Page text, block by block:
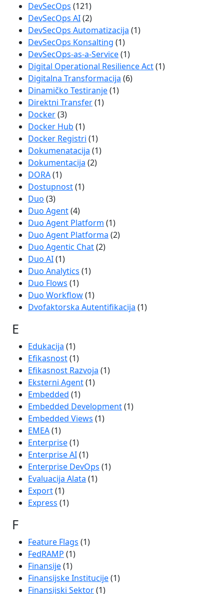
DevSecOps (121)
DevSecOps AI(2)
DevSecOps Automatizacija (1)
DevSecOps Konsalting (1)
DevSecOps-as-a-Service(1)
Digital Operational Resilience Act(1)
Digitalna Transformacija (6)
Dinamičko Testiranje(1)
Direktni Transfer(1)
Docker(3)
Docker Hub (1)
Docker Registri (1)
Dokumenatacija (1)
Dokumentacija (2)
DORA(1)
Dostupnost(1)
Duo (3)
Duo Agent(4)
Duo Agent Platform (1)
Duo Agent Platforma (2)
Duo Agentic Chat(2)
Duo AI(1)
Duo Analytics (1)
Duo Flows (1)
Duo Workflow(1)
Dvofaktorska Autentifikacija (1)
E
Edukacija (1)
Efikasnost(1)
Efikasnost Razvoja (1)
Eksterni Agent(1)
Embedded (1)
Embedded Development(1)
Embedded Views (1)
EMEA(1)
Enterprise(1)
Enterprise AI(1)
Enterprise DevOps (1)
Evaluacija Alata (1)
Export(1)
Express (1)
F
Feature Flags (1)
FedRAMP (1)
Finansije(1)
Finansijske Institucije(1)
Finansijski Sektor(1)